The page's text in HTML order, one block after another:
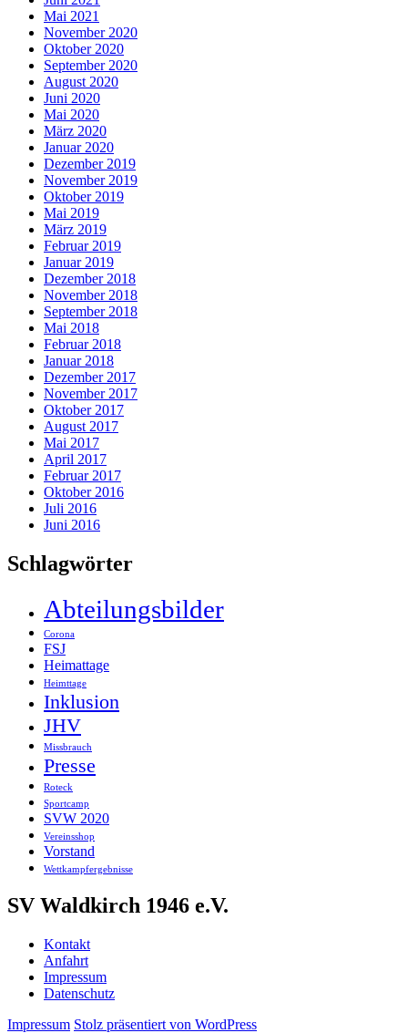
Mai 2021
November 2020
Oktober 2020
September 2020
August 2020
Juni 2020
Mai 2020
März 2020
Januar 2020
Dezember 2019
November 2019
Oktober 2019
Mai 2019
März 2019
Februar 2019
Januar 2019
Dezember 2018
November 2018
September 2018
Mai 2018
Februar 2018
Januar 2018
Dezember 2017
November 2017
Oktober 2017
August 2017
Mai 2017
April 2017
Februar 2017
Oktober 2016
Juli 2016
Juni 2016
Schlagwörter
Abteilungsbilder
Corona
FSJ
Heimattage
Heimttage
Inklusion
JHV
Missbrauch
Presse
Roteck
Sportcamp
SVW 2020
Vereinsshop
Vorstand
Wettkampfergebnisse
SV Waldkirch 1946 e.V.
Kontakt
Anfahrt
Impressum
Datenschutz
Impressum Stolz präsentiert von WordPress